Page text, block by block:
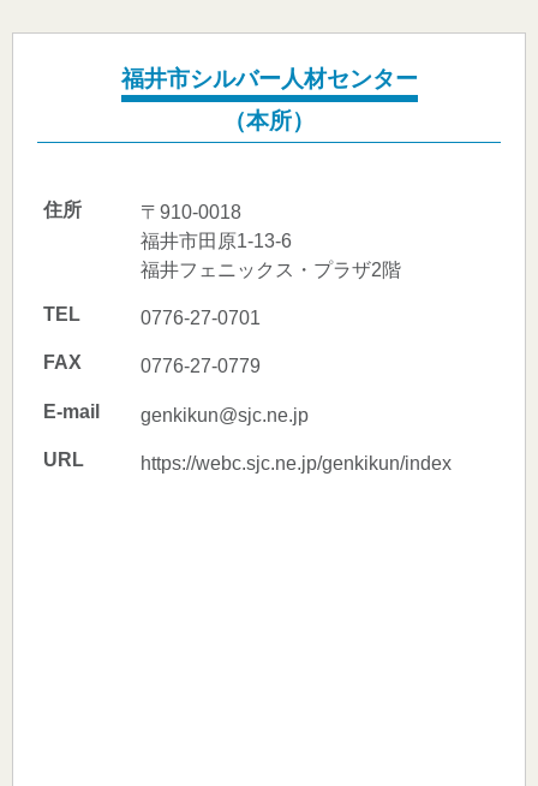
福井市シルバー人材センター
（本所）
住所
〒910-0018
福井市田原1-13-6
福井フェニックス・プラザ2階
TEL 0776-27-0701
FAX 0776-27-0779
E-mail genkikun@sjc.ne.jp
URL https://webc.sjc.ne.jp/genkikun/index